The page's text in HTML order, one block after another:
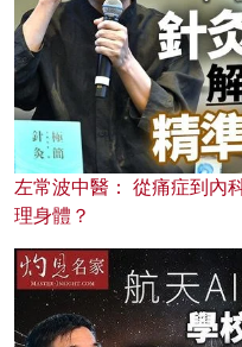
左常波中醫： 從痛症到內
理身體？